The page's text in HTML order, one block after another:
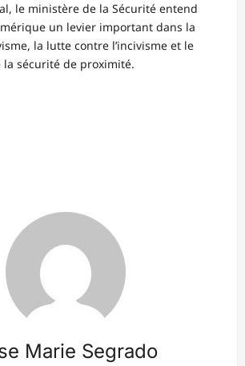
le ministère de la Sécurité entend
un levier important dans la
la lutte contre l’incivisme et le
sécurité de proximité.
Marie Segrado